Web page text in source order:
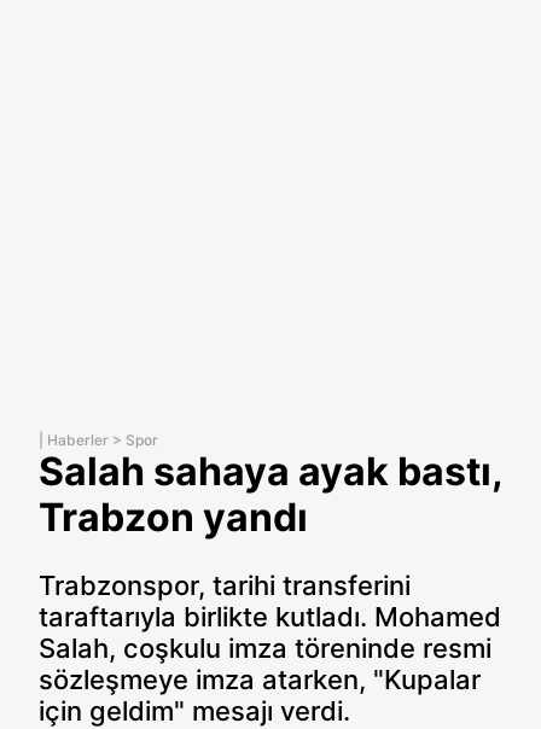
Haberler > Spor
Salah sahaya ayak bastı,
Trabzon yandı
Trabzonspor, tarihi transferini
taraftarıyla birlikte kutladı. Mohamed
Salah, coşkulu imza töreninde resmi
sözleşmeye imza atarken, "Kupalar
için geldim" mesajı verdi.